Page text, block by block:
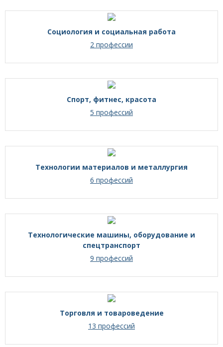
Социология и социальная работа
2 профессии
Спорт, фитнес, красота
5 профессий
Технологии материалов и металлургия
6 профессий
Технологические машины, оборудование и
спецтранспорт
9 профессий
Торговля и товароведение
13 профессий